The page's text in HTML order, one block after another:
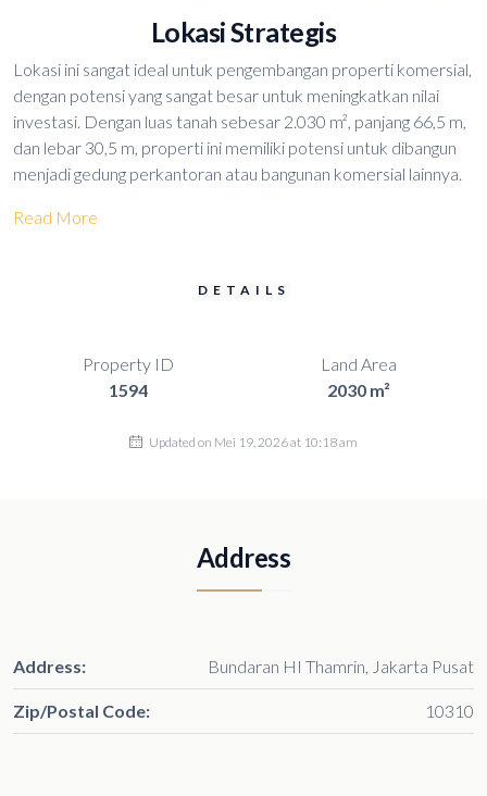
Lokasi Strategis
Lokasi ini sangat ideal untuk pengembangan properti komersial,
dengan potensi yang sangat besar untuk meningkatkan nilai
investasi. Dengan luas tanah sebesar 2.030 m², panjang 66,5 m,
dan lebar 30,5 m, properti ini memiliki potensi untuk dibangun
menjadi gedung perkantoran atau bangunan komersial lainnya.
Read More
DETAILS
Property ID
1594
Land Area
2030 m²
Updated on Mei 19, 2026 at 10:18 am
Address
Address: Bundaran HI Thamrin, Jakarta Pusat
Zip/Postal Code: 10310